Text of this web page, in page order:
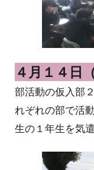
４月１４日
部活動の仮入部
れぞれの部で活
生の１年生を気